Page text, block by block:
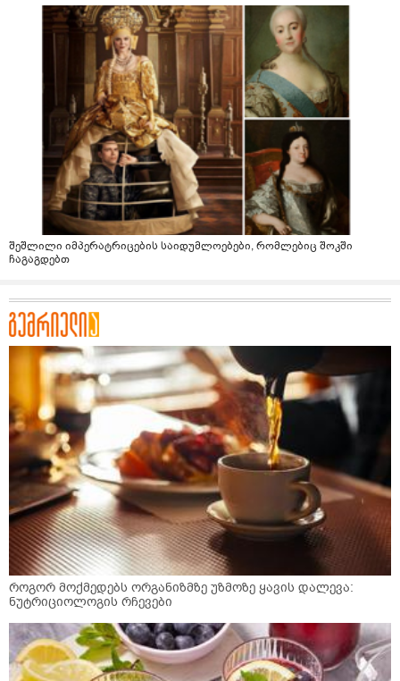
შეშლილი იმპერატრიცების საიდუმლოებები, რომლებიც შოკში
ჩაგაგდებთ
როგორ მოქმედებს ორგანიზმზე უზმოზე ყავის დალევა:
ნუტრიციოლოგის რჩევები